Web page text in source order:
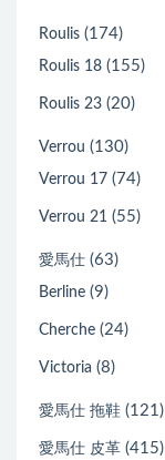
Roulis (174)
Roulis 18 (155)
Roulis 23 (20)
Verrou (130)
Verrou 17 (74)
Verrou 21 (55)
愛馬仕 (63)
Berline (9)
Cherche (24)
Victoria (8)
愛馬仕 拖鞋 (121)
愛馬仕 皮革 (415)